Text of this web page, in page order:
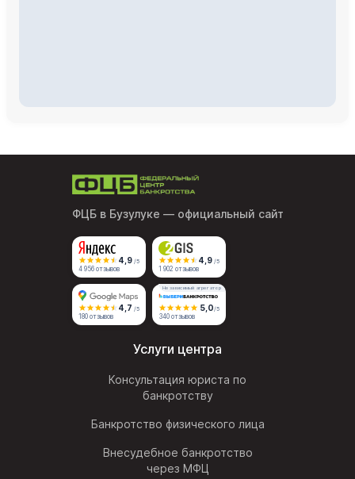
ФЦБ в Бузулуке — официальный сайт
4,9 /5
4 956 отзывов
4,9 /5
1 902 отзывов
4,7 /5
180 отзывов
Независимый агрегатор
5,0/5
340 отзывов
Услуги центра
Консультация юриста по
банкротству
Банкротство физического лица
Внесудебное банкротство
через МФЦ